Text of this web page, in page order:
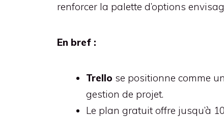
renforcer la palette d’options
En bref :
Trello se positionne comme
gestion de projet.
Le plan gratuit offre jusqu’à